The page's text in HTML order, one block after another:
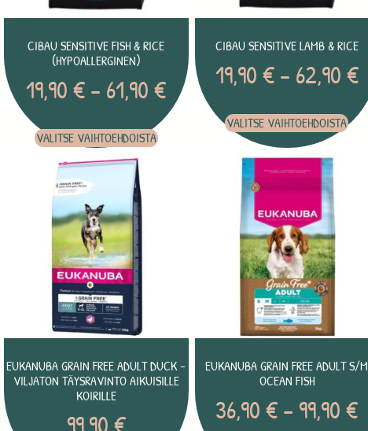
CIBAU SENSITIVE FISH & RICE
(HYPOALLERGINEN)
19,90€– 61,90€
VALITSE VAIHTOEHDOISTA
CIBAU SENSITIVE LAMB & RICE
19,90€– 62,90€
VALITSE VAIHTOEHDOISTA
EUKANUBA GRAIN FREE ADULT DUCK –
VILJATON TÄYSRAVINTO AIKUISILLE
KOIRILLE
EUKANUBA GRAIN FREE ADULT S/M
OCEAN FISH
36,90€– 99,90€